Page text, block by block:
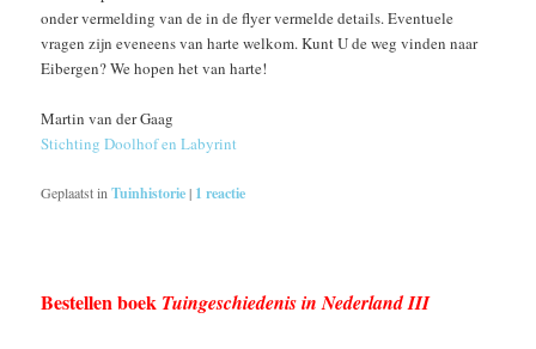
onder vermelding van de in de flyer vermelde details. Eventuele
vragen zijn eveneens van harte welkom. Kunt U de weg vinden naar
Eibergen? We hopen het van harte!
Martin van der Gaag
Stichting Doolhof en Labyrint
Geplaatst in Tuinhistorie| 1 reactie
Bestellen boek Tuingeschiedenis in Nederland III